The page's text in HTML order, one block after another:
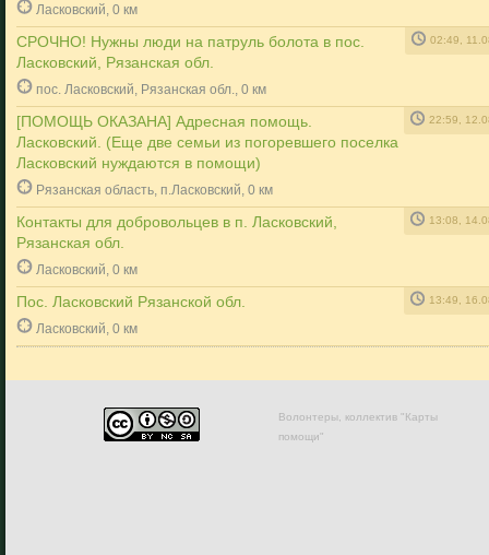
Ласковский, 0 км
CРОЧНО! Нужны люди на патруль болота в пос.
Ласковский, Рязанская обл.
02:49,
пос. Ласковский, Рязанская обл., 0 км
[ПОМОЩЬ ОКАЗАНА] Адресная помощь.
Ласковский. (Еще две семьи из погоревшего поселка
Ласковский нуждаются в помощи)
22:59,
Рязанская область, п.Ласковский, 0 км
Контакты для добровольцев в п. Ласковский,
Рязанская обл.
13:08,
Ласковский, 0 км
Пос. Ласковский Рязанской обл. 13:49,
Ласковский, 0 км
Волонтеры, коллектив "Карты
помощи"